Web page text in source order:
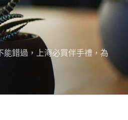
錯過，上海必買伴手禮，為